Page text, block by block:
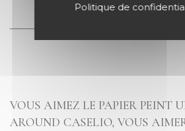
VOUS AIMEZ LE PAPIER PEINT
AROUND CASELIO, VOUS
Politique de